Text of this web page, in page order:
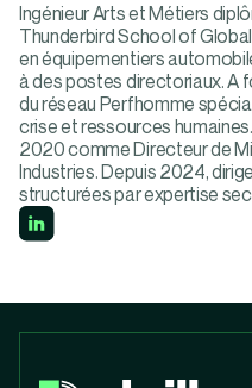
Ingénieur Arts et Métiers
Thunderbird School of
en équipementiers
à des postes directoriaux. A
du réseau Perfhomme
crise et ressources
2020 comme Directeur de
Industries. Depuis 2024,
structurées par expertise